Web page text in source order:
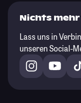
Nichts
Lass uns in
unseren Social-